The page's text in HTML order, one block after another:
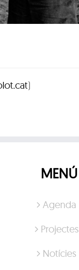
)
MENÚ
Agenda
Projectes
Notícies